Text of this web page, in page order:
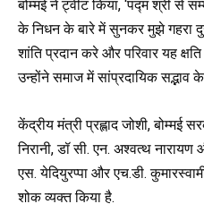
बोम्मई ने ट्वीट किया, ‘पद्म श्री से
के निधन के बारे में सुनकर मुझे गहरा
शांति प्रदान करे और परिवार यह
उन्होंने समाज में सांप्रदायिक सद्भाव के
केंद्रीय मंत्री प्रह्लाद जोशी, बोम्मई
निरानी, ​​डॉ सी. एन. अश्वत्थ नारायण
एस. येदियुरप्पा और एच.डी.
शोक व्यक्त किया है.